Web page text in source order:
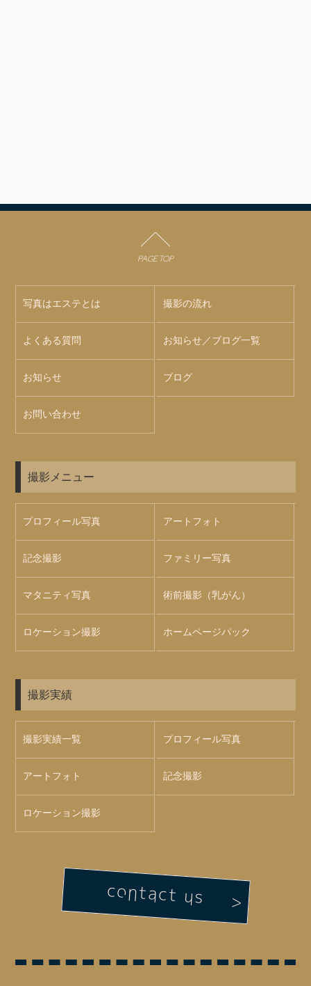
PAGE TOP
写真はエステとは 撮影の流れ
よくある質問 お知らせ／ブログ一覧
お知らせ ブログ
お問い合わせ
撮影メニュー
プロフィール写真 アートフォト
記念撮影 ファミリー写真
マタニティ写真 術前撮影（乳がん）
ロケーション撮影 ホームページパック
撮影実績
撮影実績一覧 プロフィール写真
アートフォト 記念撮影
ロケーション撮影
contact us